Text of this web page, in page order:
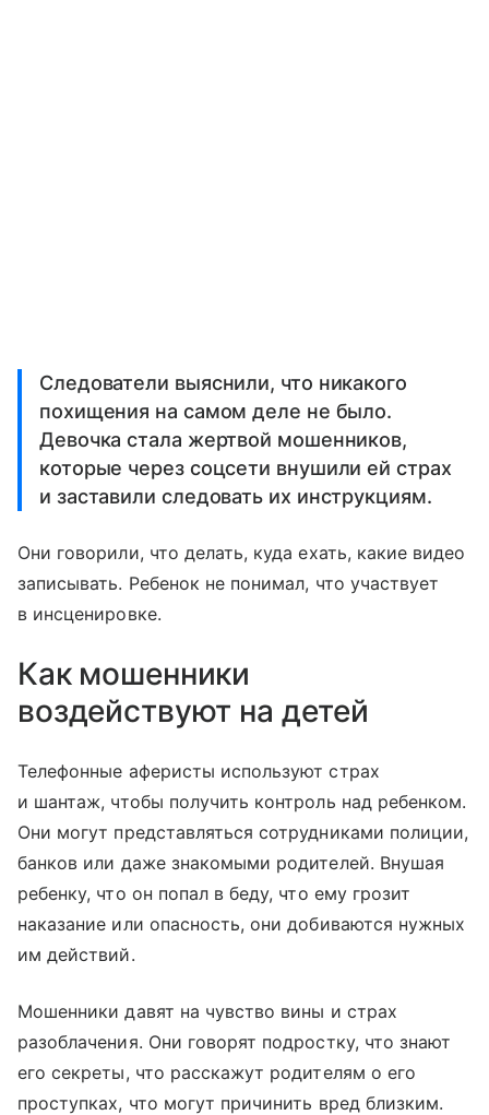
Следователи выяснили, что никакого
похищения на самом деле не было.
Девочка стала жертвой мошенников,
которые через соцсети внушили ей страх
и заставили следовать их инструкциям.
Они говорили, что делать, куда ехать, какие видео
записывать. Ребенок не понимал, что участвует
в инсценировке.
Как мошенники
воздействуют на детей
Телефонные аферисты используют страх
и шантаж, чтобы получить контроль над ребенком.
Они могут представляться сотрудниками полиции,
банков или даже знакомыми родителей. Внушая
ребенку, что он попал в беду, что ему грозит
наказание или опасность, они добиваются нужных
им действий.
Мошенники давят на чувство вины и страх
разоблачения. Они говорят подростку, что знают
его секреты, что расскажут родителям о его
проступках, что могут причинить вред близким.